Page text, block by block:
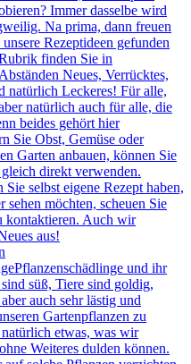
Immer dasselbe wird
Na prima, dann freuen
Rezeptideen gefunden
finden Sie in
Neues, Verrücktes,
natürlich Leckeres! Für alle,
natürlich auch für alle, die
beides gehört hier
Sie Obst, Gemüse oder
Garten anbauen, können Sie
direkt verwenden.
selbst eigene Rezept haben,
sehen möchten, scheuen Sie
kontaktieren. Auch wir
aus!
Pflanzenschädlinge und ihr
süß, Tiere sind goldig,
auch sehr lästig und
Gartenpflanzen zu
etwas, was wir
Weiteres dulden können.